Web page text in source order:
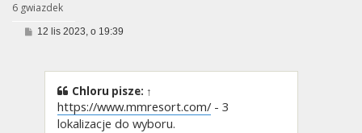
6 gwiazdek
P12 lis 2023, o 19:39
Chloru pisze: ↑
https://www.mmresort.com/ - 3
lokalizacje do wyboru.